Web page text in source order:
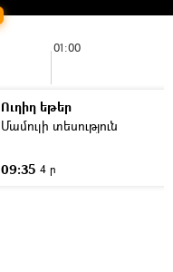
01:00
Ուղիղ եթեր
Մամուլի տեսություն
09:35 4 ր